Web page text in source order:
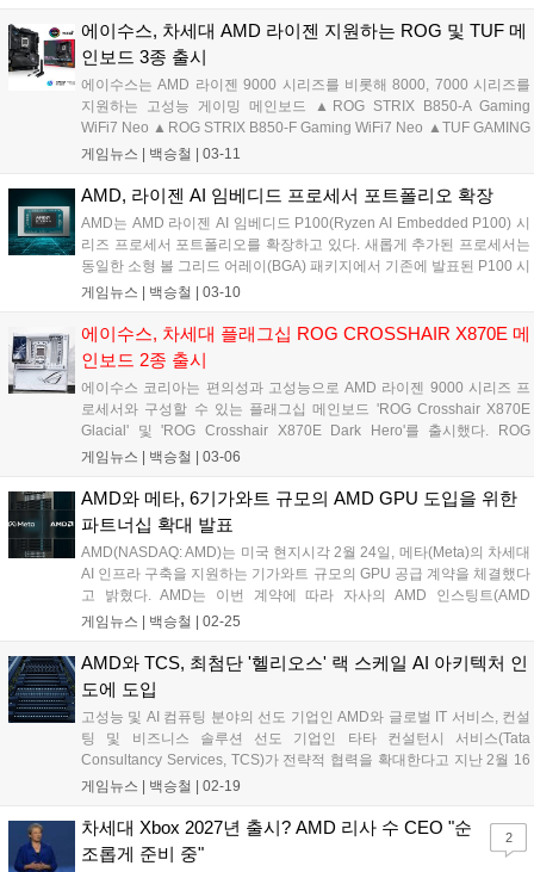
바X'에 최적화된 고성능 GPU 연산 환경 구축을 위한 기술 협력을 강화
하고 이를 통해 AI 모델을 안정적으로 운영할 수 있는 인프라 기술을 공
동으로 고도화해 나간다는 계획이다....
에이수스, 차세대 AMD 라이젠 지원하는 ROG 및 TUF 메
인보드 3종 출시
에이수스는 AMD 라이젠 9000 시리즈를 비롯해 8000, 7000 시리즈를
지원하는 고성능 게이밍 메인보드 ▲ROG STRIX B850-A Gaming
WiFi7 Neo ▲ROG STRIX B850-F Gaming WiFi7 Neo ▲TUF GAMING
X870-PRO WiFi7 W Neo 등 3종을 출시한다고 밝혔다. Neo 시리즈는
메모리 성능 그리고 확장성과 사용자 편의성을 제공하는 것에 초점을 맞
춘 리프레시 모델이다. NitroPath DRAM 기술을 적용하여 신호 무결성
을 높여 고클럭 메모리 및 안정적인 오버클럭을 지원한다. 또한 PCIe 5.0
기반 그래픽카드 및 스토리지 재배분을 통해 확장성을 확보하였다....
게임뉴스 | 백승철 03-11
AMD, 라이젠 AI 임베디드 프로세서 포트폴리오 확장
AMD는 AMD 라이젠 AI 임베디드 P100(Ryzen AI Embedded P100) 시
리즈 프로세서 포트폴리오를 확장하고 있다. 새롭게 추가된 프로세서는
동일한 소형 볼 그리드 어레이(BGA) 패키지에서 기존에 발표된 P100 시
리즈 프로세서 대비 최대 2배의 CPU 코어 수, 최대 8배의 GPU 연산 성
다....
게임뉴스 | 백승철 03-10
에이수스, 차세대 플래그십 ROG CROSSHAIR X870E 메
인보드 2종 출시
에이수스 코리아는 편의성과 고성능으로 AMD 라이젠 9000 시리즈 프
로세서와 구성할 수 있는 플래그십 메인보드 'ROG Crosshair X870E
Glacial' 및 'ROG Crosshair X870E Dark Hero'를 출시했다. ROG
Crosshair 메인보드 시리즈는 20년의 역사를 바탕으로 하이엔드 부품,
스와 뛰어난 성능을 갖춘 라인업이다. 특히 이번 신제품에는 DDR5 메모
리 성능을 끌어올리는 NitroPath DRAM 기술과 조립 편의성을 개선한
AIO Q-Connector 등 최신 기술이 대거 적용된 것이 특징이다....
게임뉴스 | 백승철 03-06
AMD와 메타, 6기가와트 규모의 AMD GPU 도입을 위한
파트너십 확대 발표
AMD(NASDAQ: AMD)는 미국 현지시각 2월 24일, 메타(Meta)의 차세대
AI 인프라 구축을 지원하는 기가와트 규모의 GPU 공급 계약을 체결했다
고 밝혔다. AMD는 이번 계약에 따라 자사의 AMD 인스팅트(AMD
Instinct) GPU를 여러 세대에 걸쳐 공급할 예정이다. 이번 계약은 양사의
전반에 걸친 로드맵을 일치시켜 메타 워크로드에 최적화된 AI 플랫폼을
제공하는 것을 목표로 한다....
게임뉴스 | 백승철 02-25
AMD와 TCS, 최첨단 '헬리오스' 랙 스케일 AI 아키텍처 인
도에 도입
고성능 및 AI 컴퓨팅 분야의 선도 기업인 AMD와 글로벌 IT 서비스, 컨설
팅 및 비즈니스 솔루션 선도 기업인 타타 컨설턴시 서비스(Tata
Consultancy Services, TCS)가 전략적 협력을 확대한다고 지난 2월 16
일 발표했다. TCS는 자회사 하이퍼볼트 AI 데이터센터(HyperVault AI
국가 AI 이니셔티브를 지원하는 AMD '헬리오스(Helios)' 플랫폼 기반 랙
스케일 AI 인프라 설계를 공동 개발할 예정이다....
게임뉴스 | 백승철 02-19
차세대 Xbox 2027년 출시? AMD 리사 수 CEO "순
조롭게 준비 중"
2